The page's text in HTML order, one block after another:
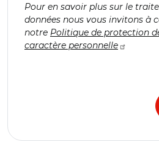
Pour en savoir plus sur le
données nous vous invitons à
notre Politique de protection
caractère personnelle